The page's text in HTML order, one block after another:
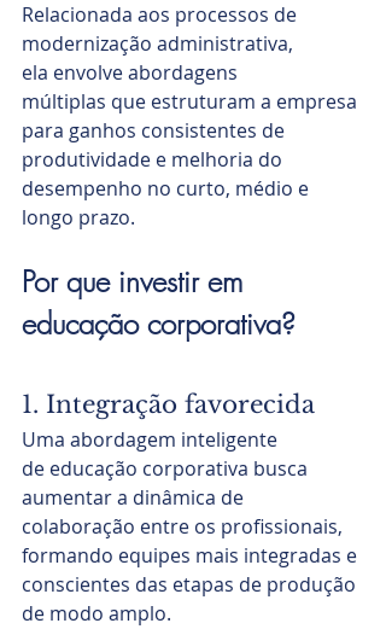
Relacionada aos processos de
modernização administrativa,
ela envolve abordagens
múltiplas que estruturam a empresa
para ganhos consistentes de
produtividade e melhoria do
desempenho no curto, médio e
longo prazo.
Por que investir em
educação corporativa?
1. Integração favorecida
Uma abordagem inteligente
de educação corporativa busca
aumentar a dinâmica de
colaboração entre os profissionais,
formando equipes mais integradas e
conscientes das etapas de produção
de modo amplo.